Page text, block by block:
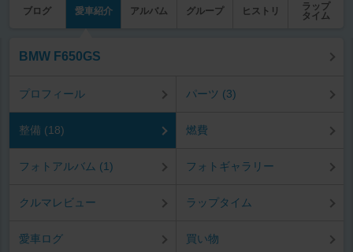
ブログ 愛車紹介 アルバム グループ ヒストリ
ラップ
タイム
BMW F650GS
プロフィール パーツ (3)
整備 (18) 燃費
フォトアルバム (1) フォトギャラリー
クルマレビュー ラップタイム
愛車ログ 買い物